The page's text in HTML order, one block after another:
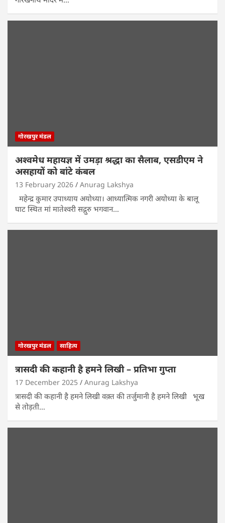
गोरखपुर मंडल
अश्वमेध महायज्ञ में उमड़ा श्रद्धा का सैलाब, एसडीएम ने
असहायों को बांटे कंबल
13 February 2026 Anurag Lakshya
महेन्द्र कुमार उपाध्याय अयोध्या। आध्यात्मिक नगरी अयोध्या के बालू
घाट स्थित मां मातेश्वरी सद्गुरु भगवान…
गोरखपुर मंडल साहित्य
त्रासदी की कहानी है हमने लिखी – प्रतिभा गुप्ता
17 December 2025 Anurag Lakshya
त्रासदी की कहानी है हमने लिखी वक़्त की तर्जुमानी है हमने लिखी भूख
से तोड़ती…